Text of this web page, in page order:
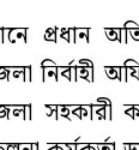
প্রধান
নির্বাহী
সহকারী